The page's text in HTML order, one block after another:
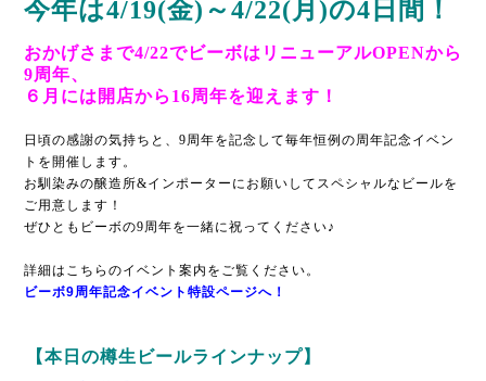
今年は4/19(金)～4/22(月)の4日間！
おかげさまで4/22でビーボはリニューアルOPENから
9周年、
６月には開店から16周年を迎えます！
日頃の感謝の気持ちと、9周年を記念して毎年恒例の周年記念イベン
トを開催します。
お馴染みの醸造所&インポーターにお願いしてスペシャルなビールを
ご用意します！
ぜひともビーボの9周年を一緒に祝ってください♪
詳細はこちらのイベント案内をご覧ください。
ビーボ9周年記念イベント特設ページへ！
【本日の樽生ビールラインナップ】